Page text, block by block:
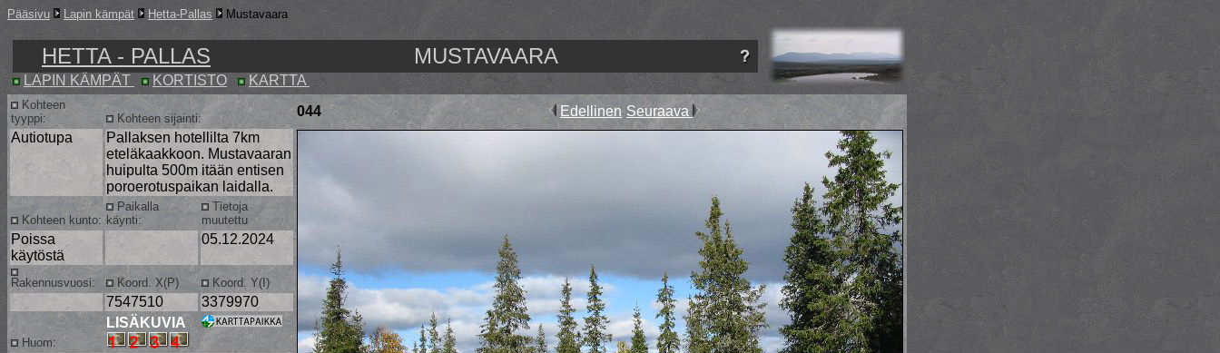
Pääsivu Lapin kämpät Hetta-Pallas Mustavaara
HETTA - PALLAS MUSTAVAARA
LAPIN KÄMPÄT KORTISTO KARTTA
Kohteen
tyyppi:
Kohteen sijainti: 044 Edellinen Seuraava
Autiotupa
Pallaksen hotellilta 7km
eteläkaakkoon. Mustavaaran
huipulta 500m itään entisen
poroerotuspaikan laidalla.
Kohteen kunto:
Paikalla
käynti:
Tietoja
muutettu
Poissa
käytöstä
05.12.2024
Rakennusvuosi: Koord. X(P) Koord. Y(I)
7547510 3379970
Huom:
LISÄKUVIA